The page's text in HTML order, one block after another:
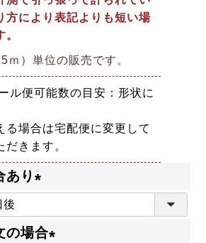
方により表記よりも短い場
ｍ）単位の販売です。
ル便可能数の目安：形状に
る場合は宅配便に変更して
きます。
あり
必
の場合